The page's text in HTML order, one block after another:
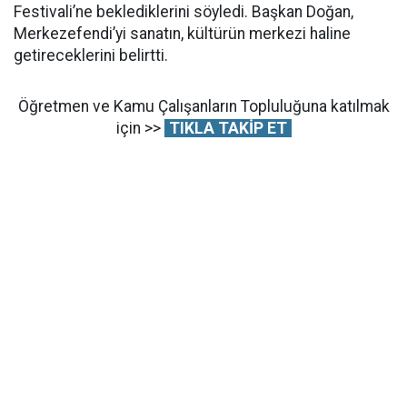
Festivali’ne beklediklerini söyledi. Başkan Doğan,
Merkezefendi’yi sanatın, kültürün merkezi haline
getireceklerini belirtti.
Öğretmen ve Kamu Çalışanların Topluluğuna katılmak
için >> TIKLA TAKİP ET